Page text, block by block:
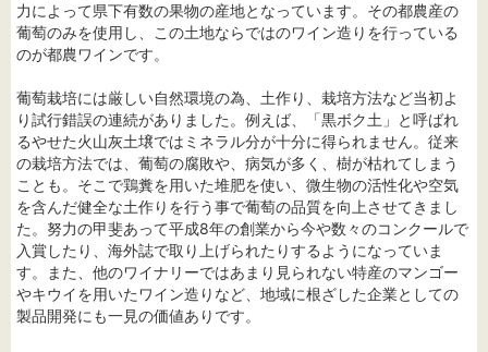
力によって県下有数の果物の産地となっています。その都農産の
葡萄のみを使用し、この土地ならではのワイン造りを行っている
のが都農ワインです。
葡萄栽培には厳しい自然環境の為、土作り、栽培方法など当初よ
り試行錯誤の連続がありました。例えば、「黒ボク土」と呼ばれ
るやせた火山灰土壌ではミネラル分が十分に得られません。従来
の栽培方法では、葡萄の腐敗や、病気が多く、樹が枯れてしまう
ことも。そこで鶏糞を用いた堆肥を使い、微生物の活性化や空気
を含んだ健全な土作りを行う事で葡萄の品質を向上させてきまし
た。努力の甲斐あって平成8年の創業から今や数々のコンクールで
入賞したり、海外誌で取り上げられたりするようになっていま
す。また、他のワイナリーではあまり見られない特産のマンゴー
やキウイを用いたワイン造りなど、地域に根ざした企業としての
製品開発にも一見の価値ありです。